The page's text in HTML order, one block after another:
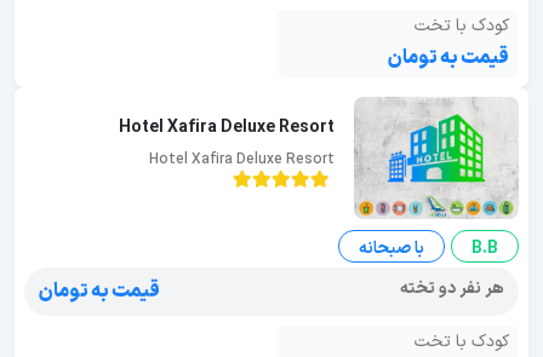
کودک با تخت
قیمت به تومان
Hotel Xafira Deluxe Resort
Hotel Xafira Deluxe Resort
B.B
با صبحانه
هر نفر دو تخته
قیمت به تومان
کودک با تخت